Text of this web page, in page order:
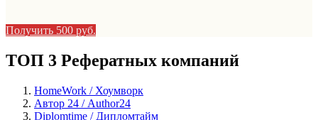
Получить 500 руб.
ТОП 3 Рефератных компаний
HomeWork / Хоумворк
Автор 24 / Author24
Diplomtime / Дипломтайм